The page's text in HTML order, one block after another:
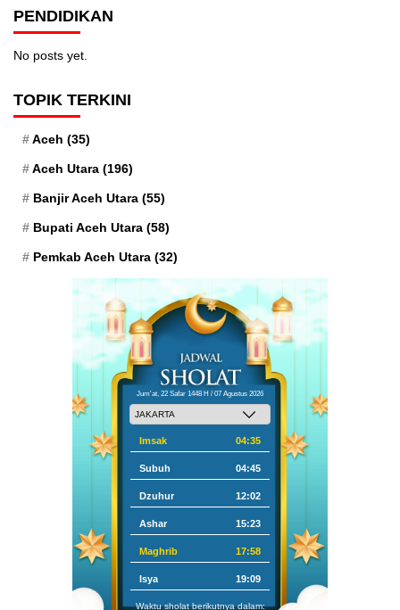
PENDIDIKAN
No posts yet.
TOPIK TERKINI
Aceh (35)
Aceh Utara (196)
Banjir Aceh Utara (55)
Bupati Aceh Utara (58)
Pemkab Aceh Utara (32)
Jum'at, 22 Safar 1448 H / 07 Agustus 2026
Imsak 04:35
Subuh 04:45
Dzuhur 12:02
Ashar 15:23
Maghrib 17:58
Isya 19:09
Waktu sholat berikutnya dalam: